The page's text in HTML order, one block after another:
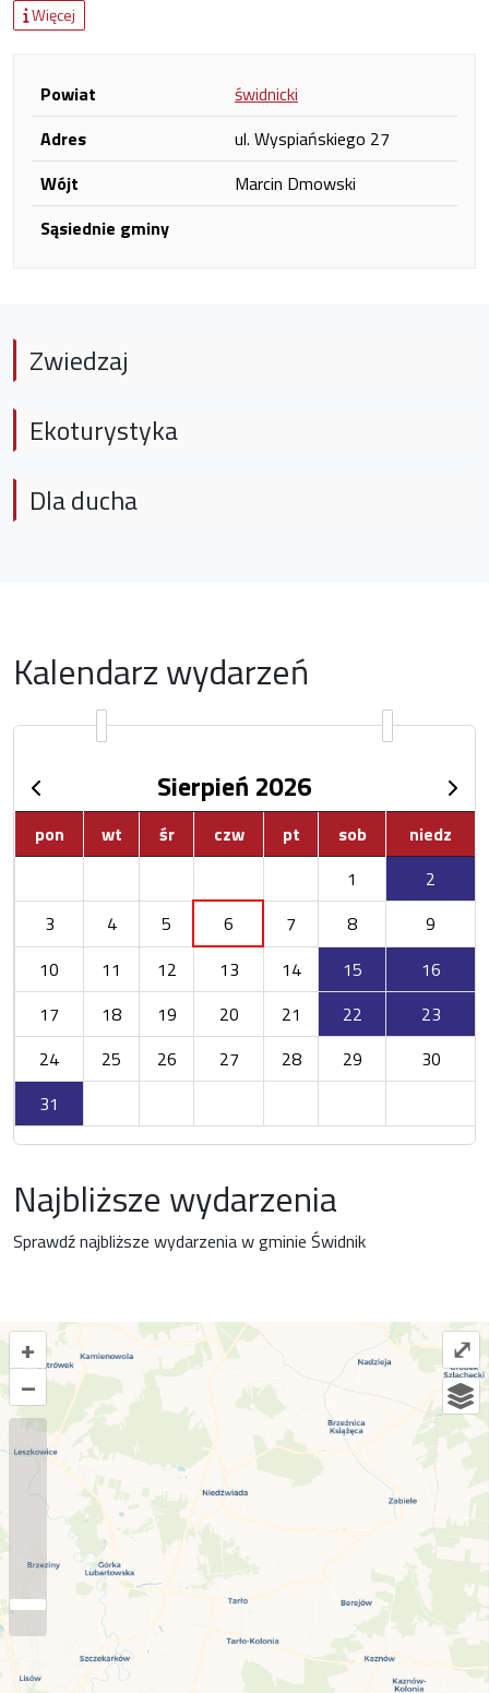
Więcej
Powiat
świdnicki
Adres
ul. Wyspiańskiego 27
Wójt
Marcin Dmowski
Sąsiednie gminy
Zwiedzaj
Ekoturystyka
Dla ducha
Kalendarz wydarzeń
Sierpień 2026
pon wt śr czw pt sob
niedz
1
2
3
4 5 6 7 8
9
10
11 12 13 14 15
16
17
18 19 20 21 22
23
24
25 26 27 28 29
30
31
Najbliższe wydarzenia
Sprawdź najbliższe wydarzenia w gminie Świdnik
+
–
⤢